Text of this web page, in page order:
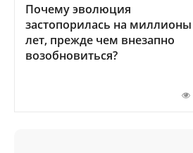
Почему эволюция
застопорилась на миллионы
лет, прежде чем внезапно
возобновиться?